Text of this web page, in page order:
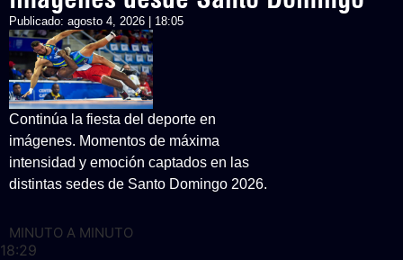
Publicado: agosto 4, 2026 | 18:05
Continúa la fiesta del deporte en
imágenes. Momentos de máxima
intensidad y emoción captados en las
distintas sedes de Santo Domingo 2026.
MINUTO A MINUTO
18:29